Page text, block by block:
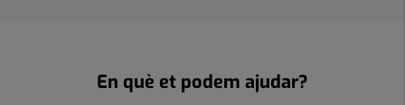
En què et podem ajudar?